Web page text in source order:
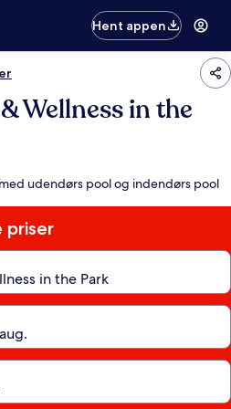
Hent appen
Wellness in the
udendørs pool og indendørs pool